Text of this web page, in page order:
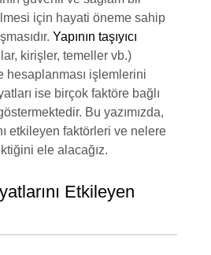
için hayati öneme sahip
Yapının taşıyıcı
kirişler, temeller vb.)
hesaplanması işlemlerini
ise birçok faktöre bağlı
Bu yazımızda,
etkileyen faktörleri ve nelere
ele alacağız.
Etkileyen